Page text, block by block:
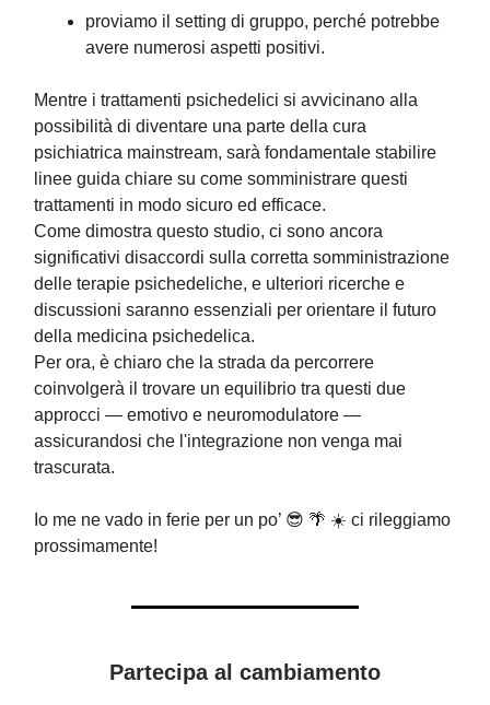
proviamo il setting di gruppo, perché potrebbe
avere numerosi aspetti positivi.
Mentre i trattamenti psichedelici si avvicinano alla
possibilità di diventare una parte della cura
psichiatrica mainstream, sarà fondamentale stabilire
linee guida chiare su come somministrare questi
trattamenti in modo sicuro ed efficace.
Come dimostra questo studio, ci sono ancora
significativi disaccordi sulla corretta somministrazione
delle terapie psichedeliche, e ulteriori ricerche e
discussioni saranno essenziali per orientare il futuro
della medicina psichedelica.
Per ora, è chiaro che la strada da percorrere
coinvolgerà il trovare un equilibrio tra questi due
approcci — emotivo e neuromodulatore —
assicurandosi che l'integrazione non venga mai
trascurata.
Io me ne vado in ferie per un po’ 😎 🌴 ☀️ ci rileggiamo
prossimamente!
Partecipa al cambiamento